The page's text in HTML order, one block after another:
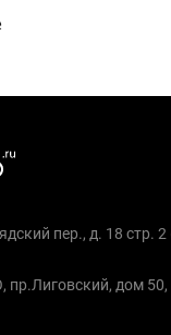
пер., д. 18 стр. 2
пр.Лиговский, дом